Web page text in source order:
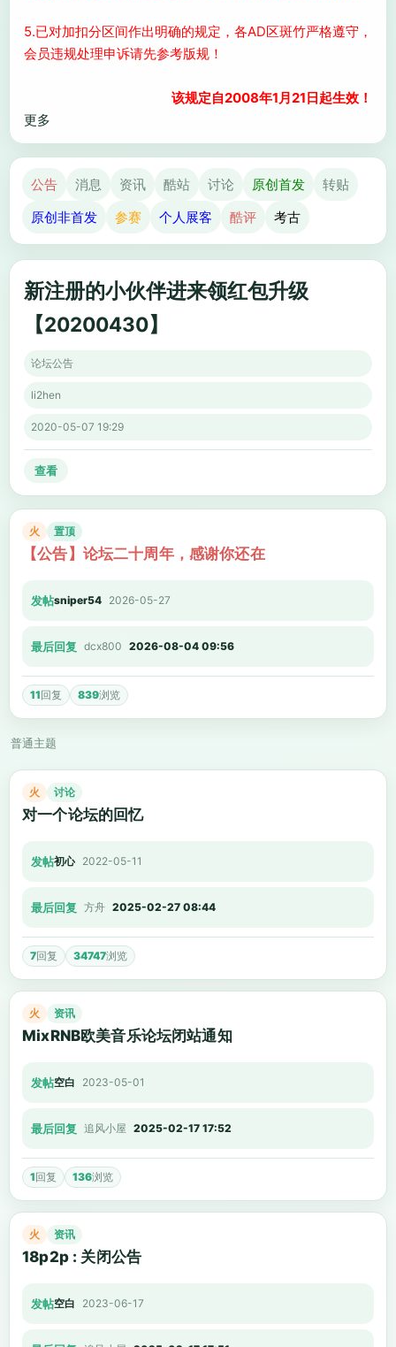
5.已对加扣分区间作出明确的规定，各AD区斑竹严格遵守，
会员违规处理申诉请先参考版规！
该规定自2008年1月21日起生效！
更多
公告 消息 资讯 酷站 讨论 原创首发
转贴
原创非首发
参赛 个人展客 酷评 考古
新注册的小伙伴进来领红包升级
【20200430】
论坛公告
li2hen
2020-05-07 19:29
查看
火 置顶
【公告】论坛二十周年，感谢你还在
发帖sniper54 2026-05-27
最后回复 dcx800 2026-08-04 09:56
11回复 839浏览
普通主题
火 讨论
对一个论坛的回忆
发帖初心 2022-05-11
最后回复 方舟 2025-02-27 08:44
7回复 34747浏览
火 资讯
MixRNB欧美音乐论坛闭站通知
发帖空白 2023-05-01
最后回复 追风小屋 2025-02-17 17:52
1回复 136浏览
火 资讯
18p2p : 关闭公告
发帖空白 2023-06-17